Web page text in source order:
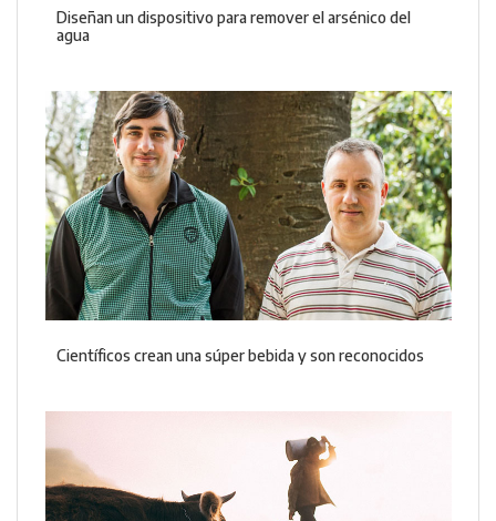
Diseñan un dispositivo para remover el arsénico del
agua
Científicos crean una súper bebida y son reconocidos